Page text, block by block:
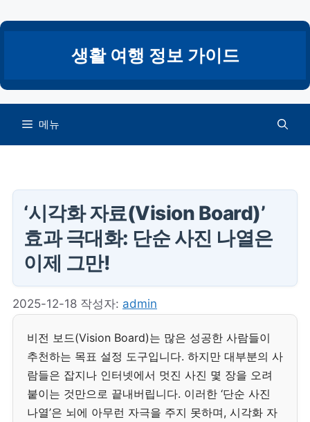
텐
건
너
생활 여행 정보 가이드
메뉴
‘시각화 자료(Vision Board)’
효과 극대화: 단순 사진 나열은
이제 그만!
2025-12-18 작성자: admin
비전 보드(Vision Board)는 많은 성공한 사람들이
추천하는 목표 설정 도구입니다. 하지만 대부분의 사
람들은 잡지나 인터넷에서 멋진 사진 몇 장을 오려
붙이는 것만으로 끝내버립니다. 이러한 ‘단순 사진
나열’은 뇌에 아무런 자극을 주지 못하며, 시각화 자